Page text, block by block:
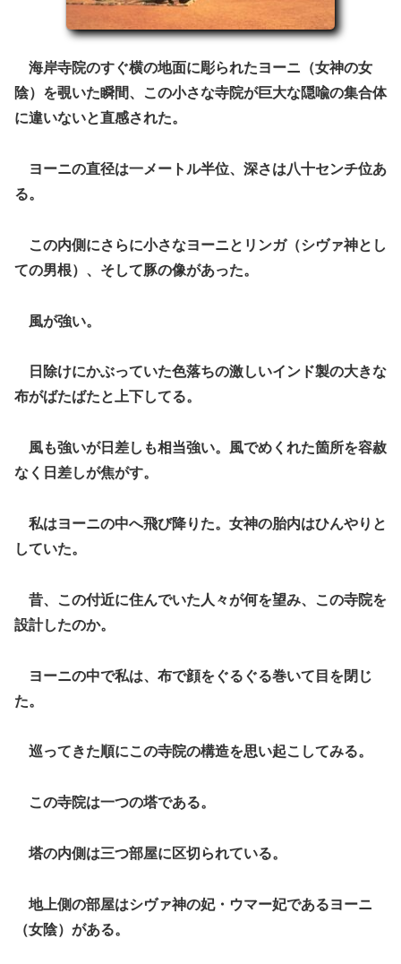
海岸寺院のすぐ横の地面に彫られたヨーニ（女神の女
陰）を覗いた瞬間、この小さな寺院が巨大な隠喩の集合体
に違いないと直感された。
ヨーニの直径は一メートル半位、深さは八十センチ位あ
る。
この内側にさらに小さなヨーニとリンガ（シヴァ神とし
ての男根）、そして豚の像があった。
風が強い。
日除けにかぶっていた色落ちの激しいインド製の大きな
布がばたばたと上下してる。
風も強いが日差しも相当強い。風でめくれた箇所を容赦
なく日差しが焦がす。
私はヨーニの中へ飛び降りた。女神の胎内はひんやりと
していた。
昔、この付近に住んでいた人々が何を望み、この寺院を
設計したのか。
ヨーニの中で私は、布で顔をぐるぐる巻いて目を閉じ
た。
巡ってきた順にこの寺院の構造を思い起こしてみる。
この寺院は一つの塔である。
塔の内側は三つ部屋に区切られている。
地上側の部屋はシヴァ神の妃・ウマー妃であるヨーニ
（女陰）がある。